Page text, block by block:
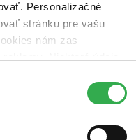
Personalizačné
stránku pre vašu
nám zas
cookies. Ďakujeme!